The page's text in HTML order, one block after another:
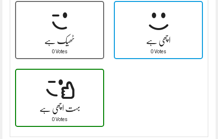
ٹھیک ہے
0 Votes
اچھی ہے
0 Votes
بہت اچھی ہے
0 Votes